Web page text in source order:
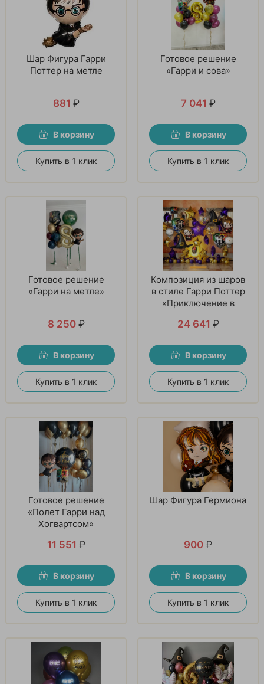
Шар Фигура Гарри
Поттер на метле
881 ₽
В корзину
Купить в 1 клик
Готовое решение
«Гарри и сова»
7 041 ₽
В корзину
Купить в 1 клик
Готовое решение
«Гарри на метле»
8 250 ₽
В корзину
Купить в 1 клик
Композиция из шаров
в стиле Гарри Поттер
«Приключение в
Хогвартсе»
24 641 ₽
В корзину
Купить в 1 клик
Готовое решение
«Полет Гарри над
Хогвартсом»
11 551 ₽
В корзину
Купить в 1 клик
Шар Фигура Гермиона
900 ₽
В корзину
Купить в 1 клик